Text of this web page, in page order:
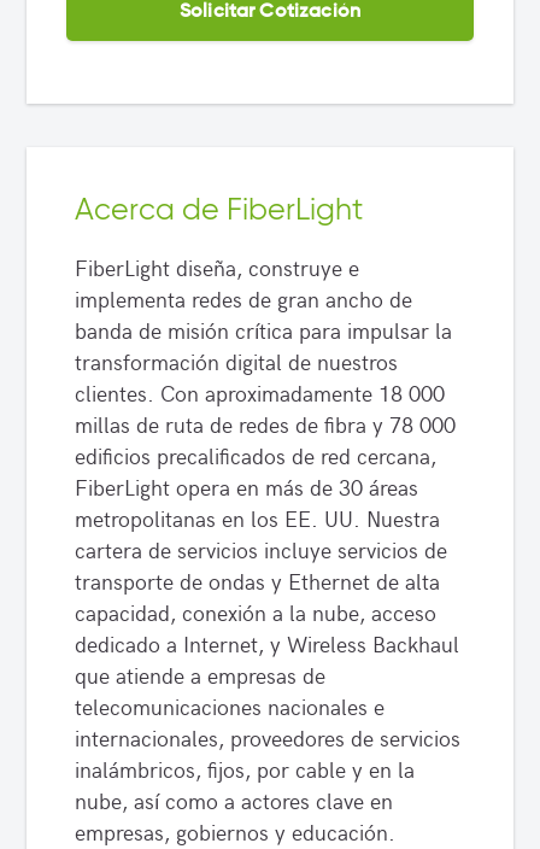
Solicitar Cotización
Acerca de FiberLight
FiberLight diseña, construye e
implementa redes de gran ancho de
banda de misión crítica para impulsar la
transformación digital de nuestros
clientes. Con aproximadamente 18 000
millas de ruta de redes de fibra y 78 000
edificios precalificados de red cercana,
FiberLight opera en más de 30 áreas
metropolitanas en los EE. UU. Nuestra
cartera de servicios incluye servicios de
transporte de ondas y Ethernet de alta
capacidad, conexión a la nube, acceso
dedicado a Internet, y Wireless Backhaul
que atiende a empresas de
telecomunicaciones nacionales e
internacionales, proveedores de servicios
inalámbricos, fijos, por cable y en la
nube, así como a actores clave en
empresas, gobiernos y educación.